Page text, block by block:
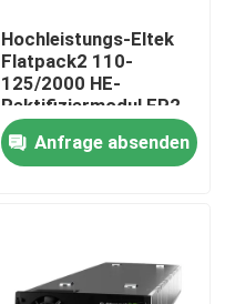
Hochleistungs-Eltek
Flatpack2 110-
125/2000 HE-
Rektifiziermodul FP2
110/2000 HE WOR
Teilnummer
241115.805
Anfrage absenden